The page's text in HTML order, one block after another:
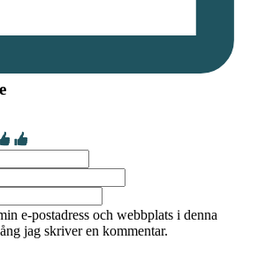
e-postadress och webbplats i denna
jag skriver en kommentar.